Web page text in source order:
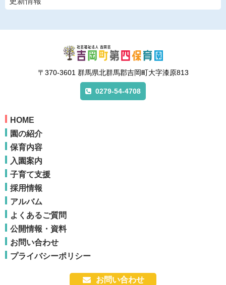
〒370-3601 群馬県北群馬郡吉岡町大字漆原813
0279-54-4708
HOME
園の紹介
保育内容
入園案内
子育て支援
採用情報
アルバム
よくあるご質問
公開情報・資料
お問い合わせ
プライバシーポリシー
お問い合わせ